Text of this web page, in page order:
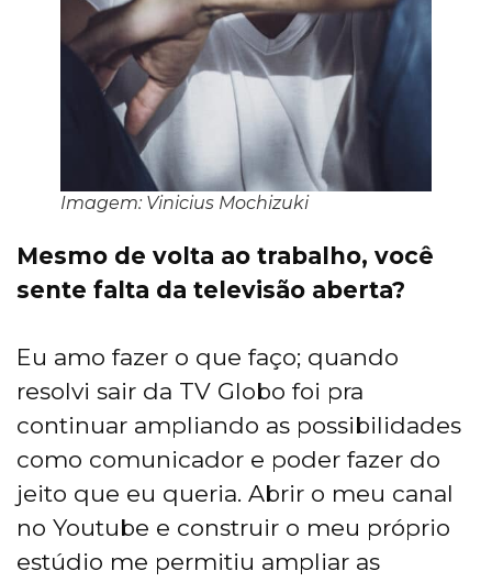
Imagem: Vinicius Mochizuki
Mesmo de volta ao trabalho, você
sente falta da televisão aberta?
Eu amo fazer o que faço; quando
resolvi sair da TV Globo foi pra
continuar ampliando as possibilidades
como comunicador e poder fazer do
jeito que eu queria. Abrir o meu canal
no Youtube e construir o meu próprio
estúdio me permitiu ampliar as